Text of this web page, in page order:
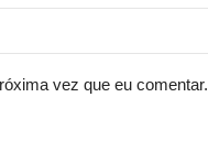
vez que eu comentar.